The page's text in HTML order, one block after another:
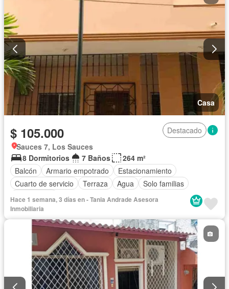
Casa
$ 105.000
Destacado
Sauces 7, Los Sauces
8 Dormitorios
7 Baños
264 m²
Balcón
Armario empotrado
Estacionamiento
Cuarto de servicio
Terraza Agua
Solo familias
Sin amoblar
Hace 1 semana, 3 días en - Tania Andrade Asesora
Inmobiliaria